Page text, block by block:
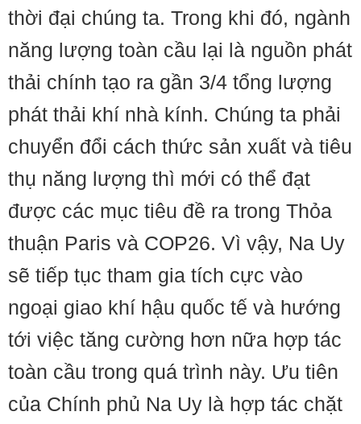
thời đại chúng ta. Trong khi đó, ngành
năng lượng toàn cầu lại là nguồn phát
thải chính tạo ra gần 3/4 tổng lượng
phát thải khí nhà kính. Chúng ta phải
chuyển đổi cách thức sản xuất và tiêu
thụ năng lượng thì mới có thể đạt
được các mục tiêu đề ra trong Thỏa
thuận Paris và COP26. Vì vậy, Na Uy
sẽ tiếp tục tham gia tích cực vào
ngoại giao khí hậu quốc tế và hướng
tới việc tăng cường hơn nữa hợp tác
toàn cầu trong quá trình này. Ưu tiên
của Chính phủ Na Uy là hợp tác chặt